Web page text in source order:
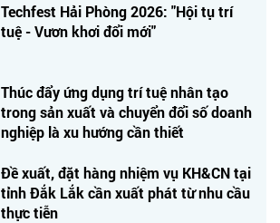
Techfest Hải Phòng 2026: "Hội tụ trí
tuệ - Vươn khơi đổi mới"
Thúc đẩy ứng dụng trí tuệ nhân tạo
trong sản xuất và chuyển đổi số doanh
nghiệp là xu hướng cần thiết
Đề xuất, đặt hàng nhiệm vụ KH&CN tại
tỉnh Đắk Lắk cần xuất phát từ nhu cầu
thực tiễn